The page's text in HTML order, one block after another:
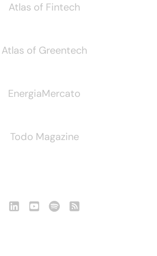
Atlas of Fintech
Atlas of Greentech
EnergiaMercato
Todo Magazine